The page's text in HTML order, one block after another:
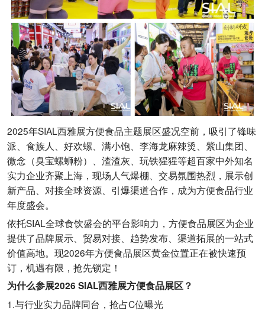
2025年SIAL西雅展方便食品主题展区盛况空前，吸引了锋味
派、食族人、好欢螺、满小饱、李海龙麻辣烫、紫山集团、
微念（臭宝螺蛳粉）、渣渣灰、玩铁猩猩等超百家中外知名
实力企业齐聚上海，现场人气爆棚、交易氛围热烈，展示创
新产品、对接全球资源、引爆渠道合作，成为方便食品行业
年度盛会。
依托SIAL全球食饮盛会的平台影响力，方便食品展区为企业
提供了品牌展示、贸易对接、趋势发布、渠道拓展的一站式
价值高地。现2026年方便食品展区黄金位置正在被快速预
订，机遇有限，抢先锁定！
为什么参展2026 SIAL西雅展方便食品展区？
1.与行业实力品牌同台，抢占C位曝光